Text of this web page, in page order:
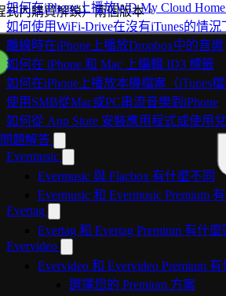
如何在iPhone上播放WD My Cloud
如何使用WiFi-Drive在沒有iTunes的情
離線時在iPhone上播放Dropbox中的音樂
如何在 iPhone 和 Mac 上編輯 ID3 標籤
如何在iPhone上播放本機檔案（iTunes
使用SMB從Mac或PC串流音樂到iPhone
如何從 App Store 安裝應用程式或使用
題解答
Evermusic
Evermusic 與 Flacbox 有什麼不同
Evermusic 和 Evermusic Premium
Evertag
Evertag 和 Evertag Premium 有什
Evervideo
Evervideo 和 Evervideo Premium
選擇您的 Premium 方案
式內購買解鎖）兩個版本。